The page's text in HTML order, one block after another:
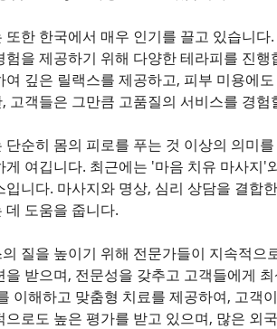
한 한국에서 매우 인기를 끌고 있습니
을 제공하기 위해 다양한 테라피를 진
깊은 릴랙스를 제공하고, 피부 미용에
고객들은 그만큼 고품질의 서비스를 경험
순히 몸의 피로를 푸는 것 이상의 의미
여깁니다. 최근에는 '마음 치유 마사지
니다. 마사지와 명상, 심리 상담을 결합
데 도움을 줍니다.
질을 높이기 위해 전문가들이 지속적
받으며, 전문성을 갖추고 고객들에게
이해하고 맞춤형 치료를 제공하여, 고객
로도 높은 평가를 받고 있으며, 많은